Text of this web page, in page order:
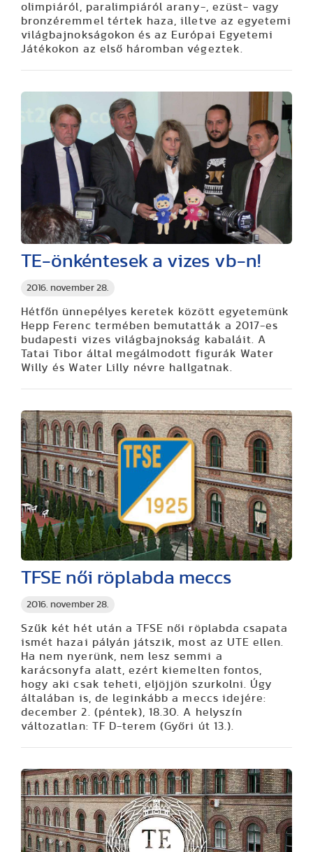
olimpiáról, paralimpiáról arany-, ezüst- vagy
bronzéremmel tértek haza, illetve az egyetemi
világbajnokságokon és az Európai Egyetemi
Játékokon az első háromban végeztek.
2016. november 28.
TE-önkéntesek a vizes vb-n!
Hétfőn ünnepélyes keretek között egyetemünk
Hepp Ferenc termében bemutatták a 2017-es
budapesti vizes világbajnokság kabaláit. A
Tatai Tibor által megálmodott figurák Water
Willy és Water Lilly névre hallgatnak.
2016. november 28.
TFSE női röplabda meccs
Szűk két hét után a TFSE női röplabda csapata
ismét hazai pályán játszik, most az UTE ellen.
Ha nem nyerünk, nem lesz semmi a
karácsonyfa alatt, ezért kiemelten fontos,
hogy aki csak teheti, eljöjjön szurkolni. Úgy
általában is, de leginkább a meccs idejére:
december 2. (péntek), 18.30. A helyszín
változatlan: TF D-terem (Győri út 13.).